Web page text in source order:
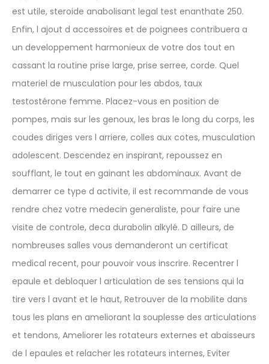
est utile, steroide anabolisant legal test enanthate 250.
Enfin, l ajout d accessoires et de poignees contribuera a
un developpement harmonieux de votre dos tout en
cassant la routine prise large, prise serree, corde. Quel
materiel de musculation pour les abdos, taux
testostérone femme. Placez-vous en position de
pompes, mais sur les genoux, les bras le long du corps, les
coudes diriges vers l arriere, colles aux cotes, musculation
adolescent. Descendez en inspirant, repoussez en
soufflant, le tout en gainant les abdominaux. Avant de
demarrer ce type d activite, il est recommande de vous
rendre chez votre medecin generaliste, pour faire une
visite de controle, deca durabolin alkylé. D ailleurs, de
nombreuses salles vous demanderont un certificat
medical recent, pour pouvoir vous inscrire. Recentrer l
epaule et debloquer l articulation de ses tensions qui la
tire vers l avant et le haut, Retrouver de la mobilite dans
tous les plans en ameliorant la souplesse des articulations
et tendons, Ameliorer les rotateurs externes et abaisseurs
de l epaules et relacher les rotateurs internes, Eviter